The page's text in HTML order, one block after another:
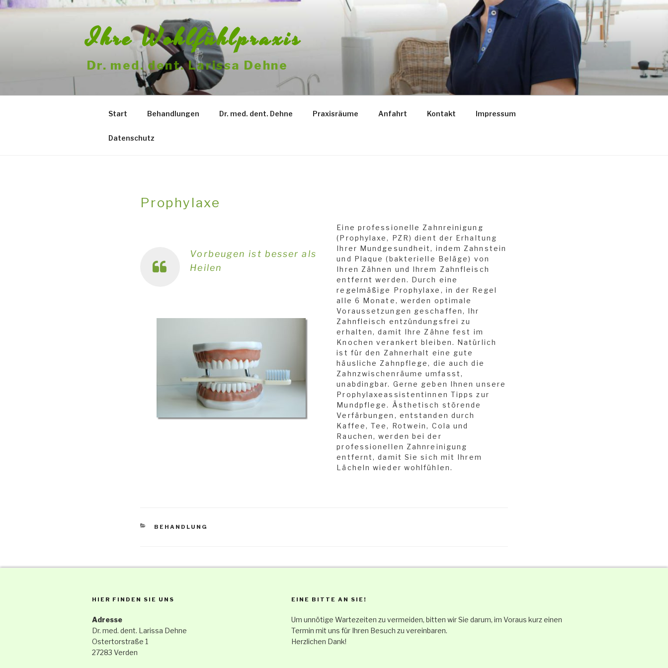
Zum
Ihre Wohlfühlpraxis
Dr. med. dent. Larissa Dehne
Start Behandlungen Dr. med. dent. Dehne Praxisräume Anfahrt Kontakt Impressum
Datenschutz
Prophylaxe
Vorbeugen ist besser als
Heilen
Eine professionelle Zahnreinigung
(Prophylaxe, PZR) dient der Erhaltung
Ihrer Mundgesundheit, indem Zahnstein
und Plaque (bakterielle Beläge) von
Ihren Zähnen und Ihrem Zahnfleisch
entfernt werden. Durch eine
regelmäßige Prophylaxe, in der Regel
alle 6 Monate, werden optimale
Voraussetzungen geschaffen, Ihr
Zahnfleisch entzündungsfrei zu
erhalten, damit Ihre Zähne fest im
Knochen verankert bleiben. Natürlich
ist für den Zahnerhalt eine gute
häusliche Zahnpflege, die auch die
Zahnzwischenräume umfasst,
unabdingbar. Gerne geben Ihnen unsere
Prophylaxeassistentinnen Tipps zur
Mundpflege. Ästhetisch störende
Verfärbungen, entstanden durch
Kaffee, Tee, Rotwein, Cola und
Rauchen, werden bei der
professionellen Zahnreinigung
entfernt, damit Sie sich mit Ihrem
Lächeln wieder wohlfühlen.
KATEGORIEN
BEHANDLUNG
HIER FINDEN SIE UNS
Adresse
Dr. med. dent. Larissa Dehne
Ostertorstraße 1
27283 Verden
EINE BITTE AN SIE!
Um unnötige Wartezeiten zu vermeiden, bitten wir Sie darum, im Voraus kurz einen
Termin mit uns für Ihren Besuch zu vereinbaren.
Herzlichen Dank!